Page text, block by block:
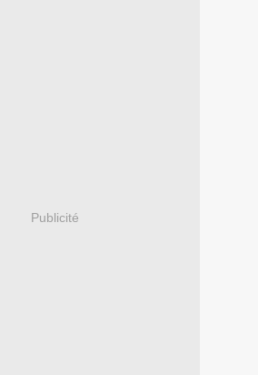
Publicité